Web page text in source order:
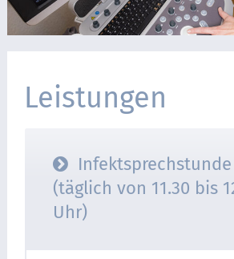
Leistungen
Infektsprechstunde
(täglich von 11.30 bis
Uhr)